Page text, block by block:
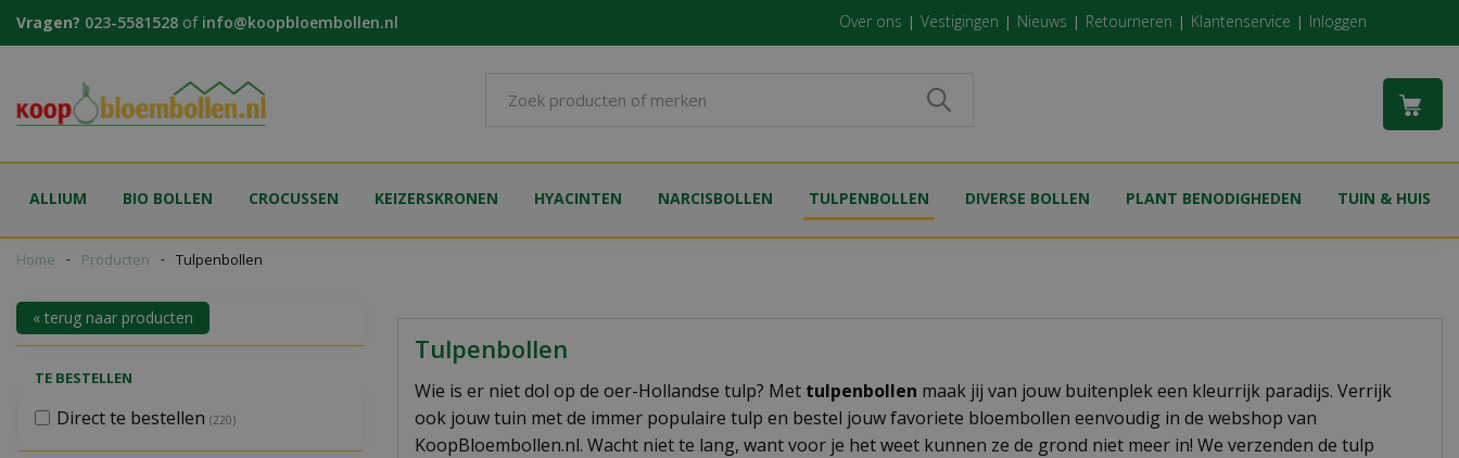
naar
Home Producten Tulpenbollen
Vragen? 023-5581528 of info@koopbloembollen.nl Over ons Vestigingen Nieuws Retourneren Klantenservice Inloggen
ALLIUM BIO BOLLEN CROCUSSEN KEIZERSKRONEN HYACINTEN NARCISBOLLEN TULPENBOLLEN DIVERSE BOLLEN PLANT BENODIGHEDEN TUIN & HUIS
Tulpenbollen
Wie is er niet dol op de oer-Hollandse tulp? Met tulpenbollen maak jij van jouw buitenplek een kleurrijk paradijs. Verrijk
ook jouw tuin met de immer populaire tulp en bestel jouw favoriete bloembollen eenvoudig in de webshop van
KoopBloembollen.nl. Wacht niet te lang, want voor je het weet kunnen ze de grond niet meer in! We verzenden de tulp
« terug naar producten
TE BESTELLEN
Direct te bestellen (220)